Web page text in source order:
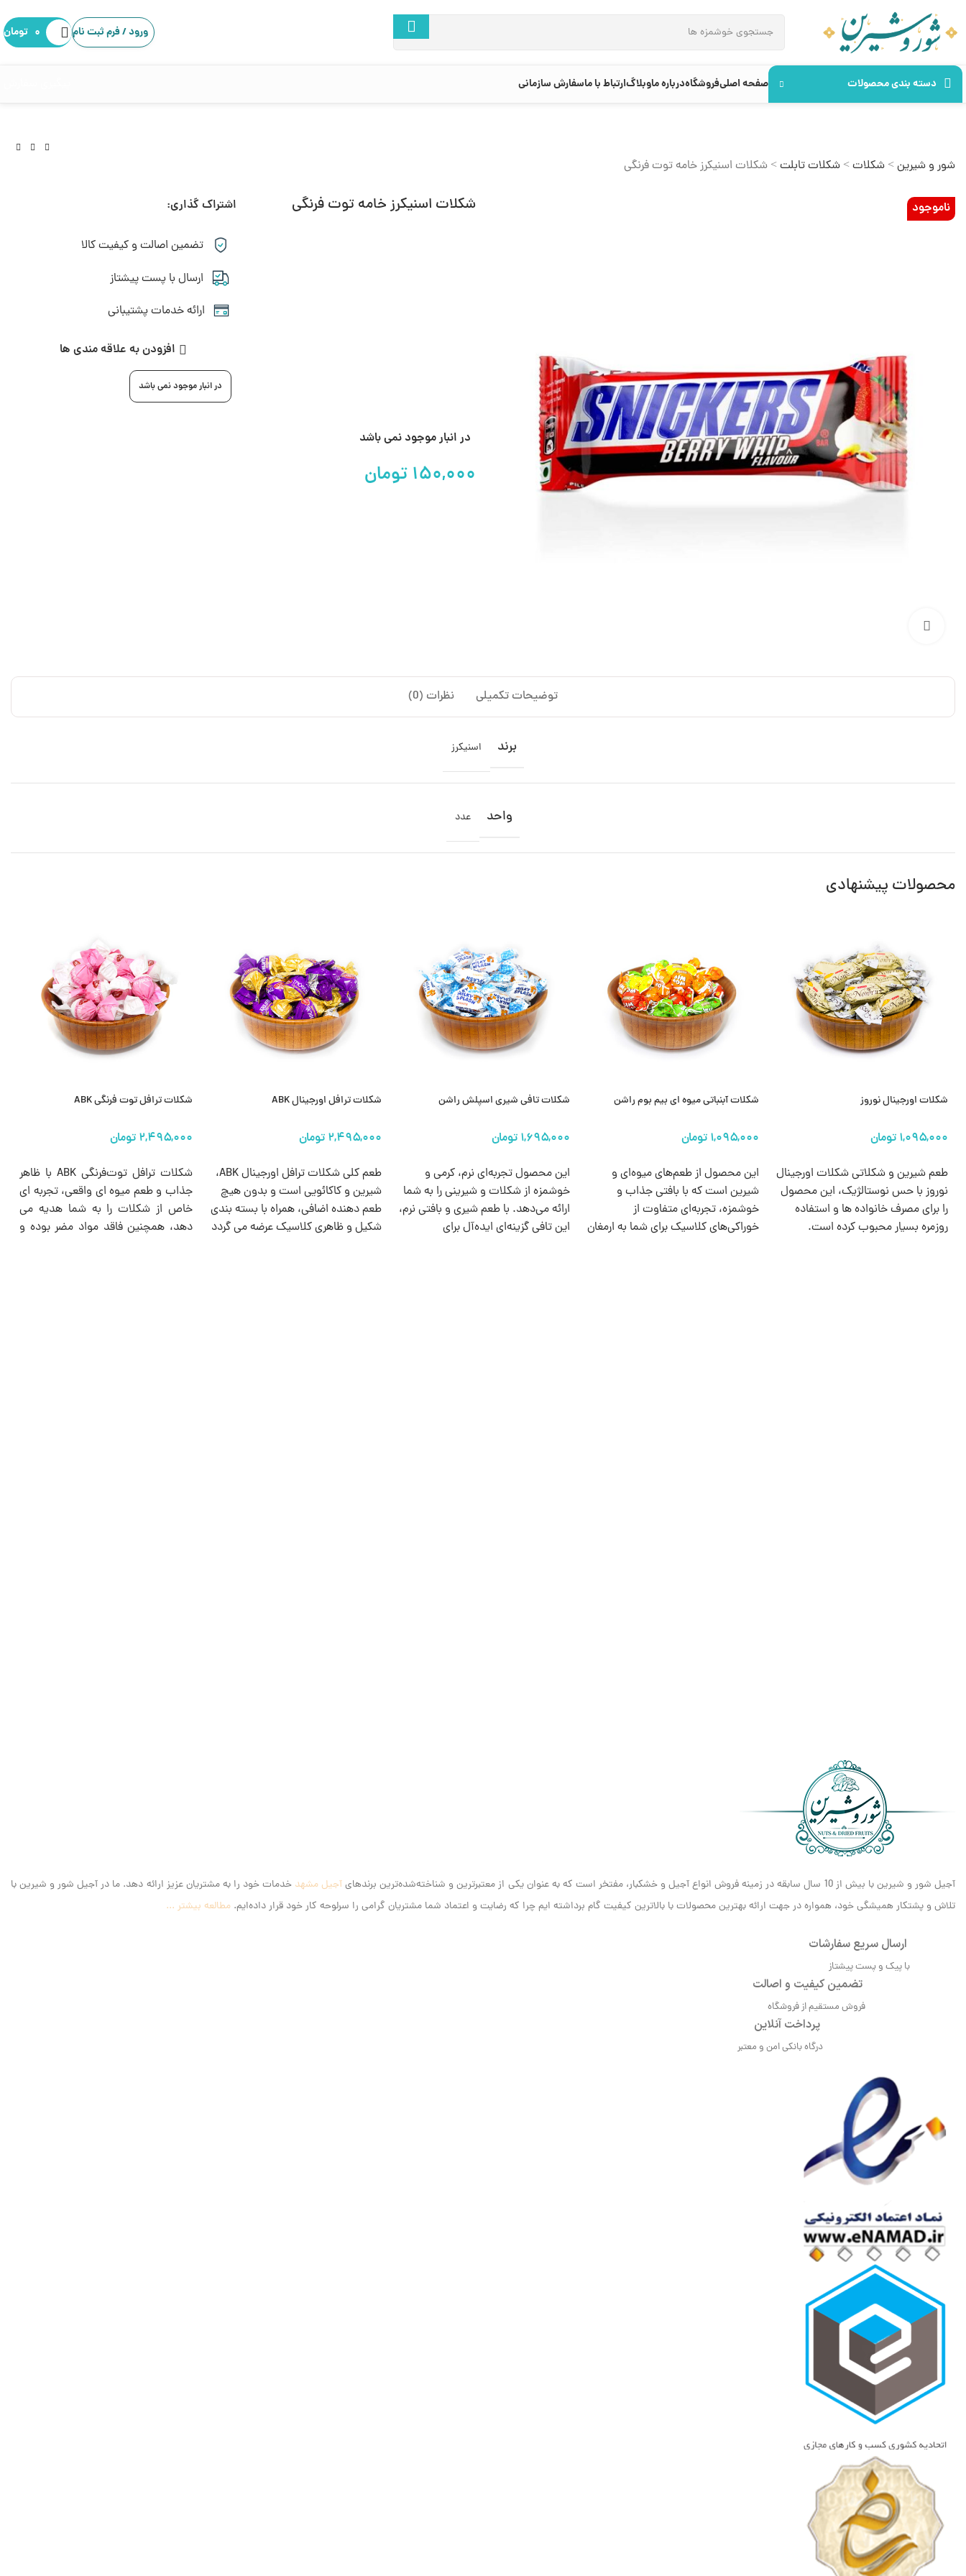
ورود / فرم ثبت نام ۰ تومان
دسته بندی محصولات صفحه اصلیفروشگاهدرباره ماوبلاگارتباط با ماسفارش سازمانی
شور و شیرین> شکلات> شکلات تابلت> شکلات اسنیکرز خامه توت فرنگی
ناموجود شکلات اسنیکرز خامه توت فرنگی اشتراک گذاری:
تضمین اصالت و کیفیت کالا
ارسال با پست پیشتاز
ارائه خدمات پشتیبانی
افزودن به علاقه مندی ها
در انبار موجود نمی باشد
در انبار موجود نمی باشد
تومان
توضیحات تکمیلی نظرات (0)
برند اسنیکرز
واحد عدد
محصولات پیشنهادی
شکلات اورجینال نوروز
طعم شیرین و شکلاتی شکلات اورجینال
نوروز با حس نوستالژیک، این محصول
را برای مصرف خانواده‌ ها و استفاده
روزمره بسیار محبوب کرده است.
شکلات آبنباتی میوه ای بیم بوم راشن
این محصول از طعم‌های میوه‌ای و
شیرین است که با بافتی جذاب و
خوشمزه، تجربه‌ای متفاوت از
خوراکی‌های کلاسیک برای شما به ارمغان
شکلات تافی شیری اسپلش راشن
این محصول تجربه‌ای نرم، کرمی و
خوشمزه از شکلات و شیرینی را به شما
ارائه می‌دهد. با طعم شیری و بافتی نرم،
این تافی گزینه‌ای ایده‌آل برای
شکلات ترافل اورجینال ABK
طعم کلی شکلات ترافل اورجینال ABK،
شیرین و کاکائویی است و بدون هیچ
طعم‌ دهنده اضافی، همراه با بسته‌ بندی
شکیل و ظاهری کلاسیک عرضه می گردد
شکلات ترافل توت فرنگی ABK
شکلات ترافل توت‌فرنگی ABK با ظاهر
جذاب و طعم میوه‌ ای واقعی، تجربه‌ ای
خاص از شکلات‌ را به شما هدیه می‌
دهد، همچنین فاقد مواد مضر بوده و
آجیل شور و شیرین با بیش از 10 سال سابقه در زمینه فروش انواع آجیل و خشکبار، مفتخر است که به عنوان یکی از معتبرترین و شناخته‌شده‌ترین برندهای آجیل مشهد خدمات خود را به مشتریان عزیز ارائه دهد. ما در آجیل شور و شیرین با
تلاش و پشتکار همیشگی خود، همواره در جهت ارائه بهترین محصولات با بالاترین کیفیت گام برداشته ایم‌ چرا که رضایت و اعتماد شما مشتریان گرامی را سرلوحه کار خود قرار داده‌ایم. مطالعه بیشتر ...
ارسال سریع سفارشات
با پیک و پست پیشتاز
تضمین کیفیت و اصالت
فروش مستقیم از فروشگاه
پرداخت آنلاین
درگاه بانکی امن و معتبر